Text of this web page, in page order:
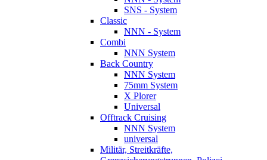
SNS - System
Classic
NNN - System
Combi
NNN System
Back Country
NNN System
75mm System
X Plorer
Universal
Offtrack Cruising
NNN System
universal
Militär, Streitkräfte,